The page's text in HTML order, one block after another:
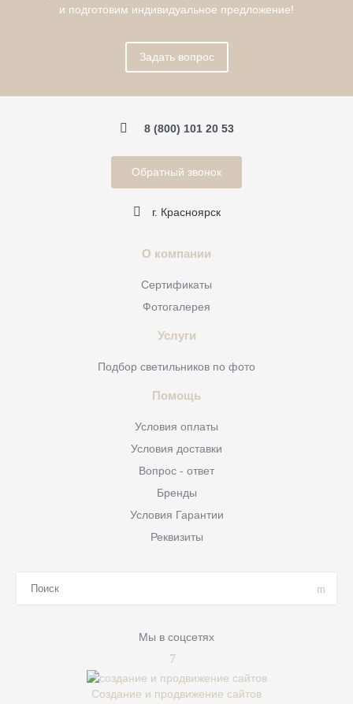
и подготовим индивидуальное предложение!
Задать вопрос
8 (800) 101 20 53
Обратный звонок
г. Красноярск
О компании
Сертификаты
Фотогалерея
Услуги
Подбор светильников по фото
Помощь
Условия оплаты
Условия доставки
Вопрос - ответ
Бренды
Условия Гарантии
Реквизиты
Мы в соцсетях
Создание и продвижение сайтов